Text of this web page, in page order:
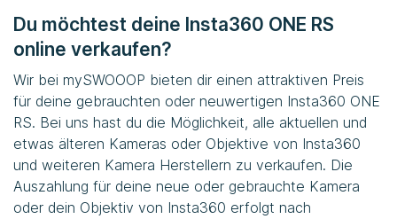
Du möchtest deine Insta360 ONE RS
online verkaufen?
Wir bei mySWOOOP bieten dir einen attraktiven Preis
für deine gebrauchten oder neuwertigen Insta360 ONE
RS. Bei uns hast du die Möglichkeit, alle aktuellen und
etwas älteren Kameras oder Objektive von Insta360
und weiteren Kamera Herstellern zu verkaufen. Die
Auszahlung für deine neue oder gebrauchte Kamera
oder dein Objektiv von Insta360 erfolgt nach